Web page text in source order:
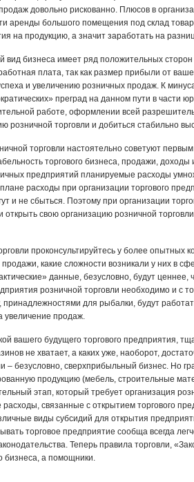
довольно рискованно. Плюсов в
аренды большого помещения под склад
на продукцию, а значит заработать на
вид бизнеса имеет ряд положительных
плата, так как размер прибыли от
и увеличению розничных продаж. К
преград на данном пути в части
работе, оформлении всей
торговли и добиться стабильно
торговли настоятельно советуют
торгового бизнеса, продажи,
предприятий планируемые расходы
расходы при организации торгового
и не сбыться. Поэтому при организации
свою организацию розничной
проконсультируйтесь у более опытных
какие сложности возникали у них в
данные, безусловно, будут ценнее,
розничной торговли необходимо и с
для рыбалки, будут
увеличение продаж.
вашего будущего торгового предприятия,
не хватает, а каких уже, наоборот,
безусловно, сверхприбыльный бизнес. Но
продукцию (мебель, строительные
этап, который требует организация
связанные с открытием торгового
виды субсидий для открытия
торговое предприятие сообща всегда
Теперь правила торговли,
бизнеса, а помощники.